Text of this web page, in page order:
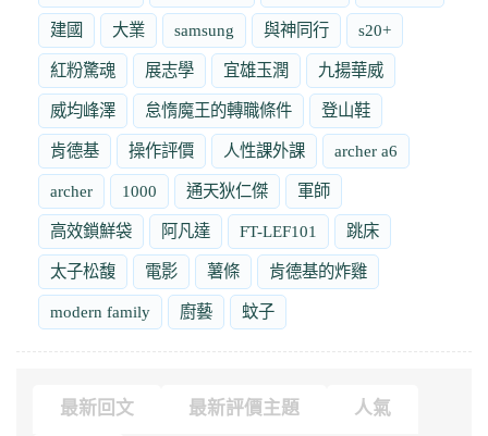
建國 大業 samsung 與神同行 s20+
紅粉驚魂 展志學 宜雄玉潤 九揚華威
威均峰澤 怠惰魔王的轉職條件 登山鞋
肯德基 操作評價 人性課外課 archer a6
archer 1000 通天狄仁傑 軍師
高效鎖鮮袋 阿凡達 FT-LEF101 跳床
太子松馥 電影 薯條 肯德基的炸雞
modern family 廚藝 蚊子
最新回文 最新評價主題 人氣